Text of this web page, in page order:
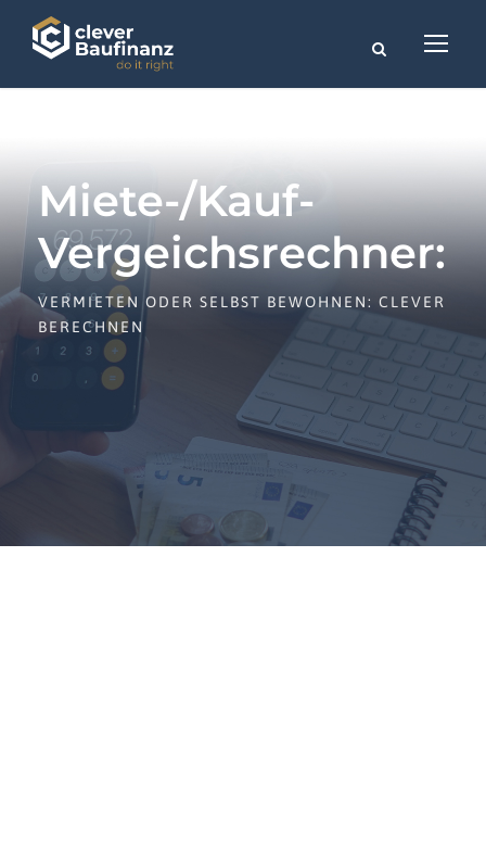
Miete-/Kauf-
Vergeichsrechner:
VERMIETEN ODER SELBST BEWOHNEN: CLEVER
BERECHNEN